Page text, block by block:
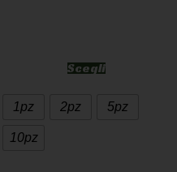
Scegli
1pz 2pz 5pz
10pz